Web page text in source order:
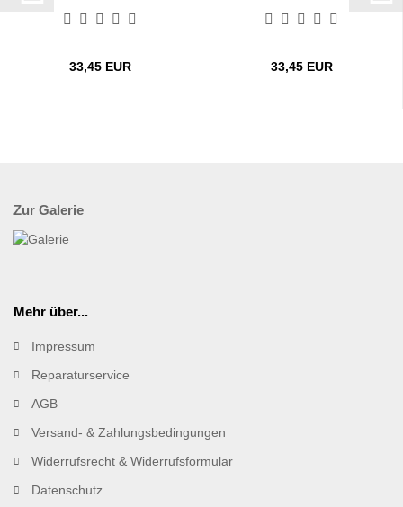
33,45 EUR 33,45 EUR
Zur Galerie
Mehr über...
Impressum
Reparaturservice
AGB
Versand- & Zahlungsbedingungen
Widerrufsrecht & Widerrufsformular
Datenschutz